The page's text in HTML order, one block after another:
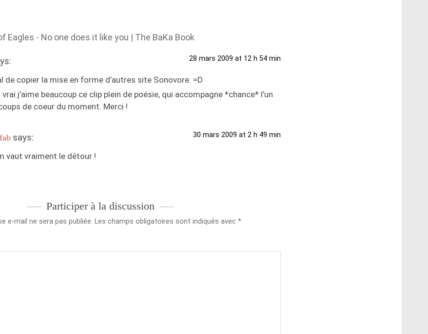
Eagles - No one does it like you | The BaKa Book
28 mars 2009 at 12 h 54 min
de copier la mise en forme d’autres site Sonovore. =D
vrai j’aime beaucoup ce clip plein de poésie, qui accompagne *chance* l’un
de coeur du moment. Merci !
says: 30 mars 2009 at 2 h 49 min
vaut vraiment le détour !
Participer à la discussion
e-mail ne sera pas publiée. Les champs obligatoires sont indiqués avec *